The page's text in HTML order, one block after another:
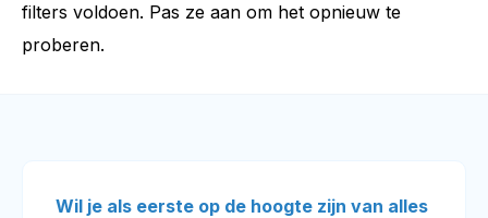
filters voldoen. Pas ze aan om het opnieuw te
proberen.
Wil je als eerste op de hoogte zijn van alles